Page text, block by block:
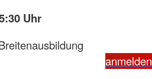
Uhr
anmelden